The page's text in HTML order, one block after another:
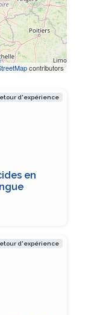
contributors
d'expérience
en
d'expérience